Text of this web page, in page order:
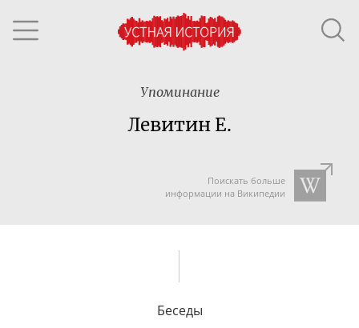
Упоминание
Левитин Е.
Поискать больше
информации на Википедии
Беседы